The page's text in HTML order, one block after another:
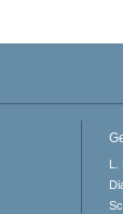
L.